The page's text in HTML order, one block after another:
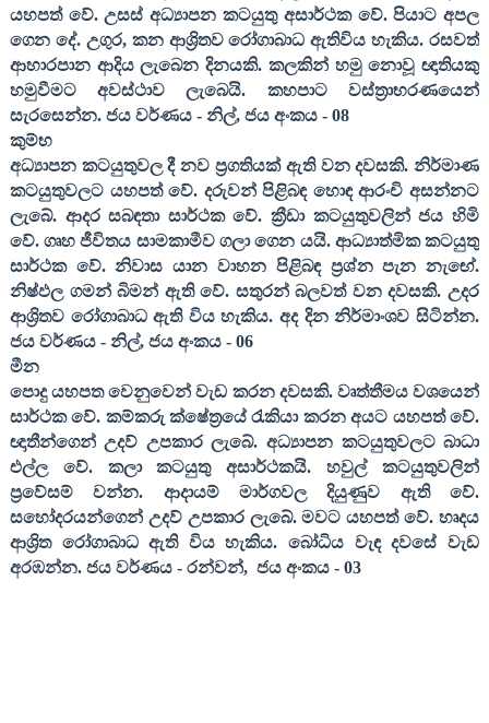
යහපත් වේ. උසස් අධ්‍යාපන කටයුතු අසාර්ථක වේ. පියාට අපල
ගෙන දේ. උගුර, කන ආශ්‍රිතව රෝගාබාධ ඇතිවිය හැකිය. රසවත්
ආහාරපාන ආදිය ලැබෙන දිනයකි. කලකින් හමු නොවූ ඥාතියකු
හමුවීමට අවස්ථාව ලැබෙයි. කහපාට වස්ත්‍රාභරණයෙන්
සැරසෙන්න. ජය වර්ණය - නිල්, ජය අංකය -08
කුම්භ
අධ්‍යාපන කටයුතුවල දී නව ප්‍රගතියක් ඇති වන දවසකි. නිර්මාණ
කටයුතුවලට යහපත් වේ. දරුවන් පිළිබඳ හොඳ ආරංචි අසන්නට
ලැබේ. ආදර සබඳතා සාර්ථක වේ. ක්‍රීඩා කටයුතුවලින් ජය හිමි
වේ. ගෘහ ජීවිතය සාමකාමීව ගලා ගෙන යයි. ආධ්‍යාත්මික කටයුතු
සාර්ථක වේ. නිවාස යාන වාහන පිළිබඳ ප්‍රශ්න පැන නැඟේ.
නිෂ්ඵල ගමන් බිමන් ඇති වේ. සතුරන් බලවත් වන දවසකි. උදර
ආශ්‍රිතව රෝගාබාධ ඇති විය හැකිය. අද දින නිර්මාංශව සිටින්න.
ජය වර්ණය - නිල්, ජය අංකය - 06
මීන
පොදු යහපත වෙනුවෙන් වැඩ කරන දවසකි. වෘත්තීමය වශයෙන්
සාර්ථක වේ. කම්කරු ක්ෂේත්‍රයේ රැකියා කරන අයට යහපත් වේ.
ඥාතීන්ගෙන් උදව් උපකාර ලැබේ. අධ්‍යාපන කටයුතුවලට බාධා
එල්ල වේ. කලා කටයුතු අසාර්ථකයි. හවුල් කටයුතුවලින්
ප්‍රවේසම් වන්න. ආදායම් මාර්ගවල දියුණුව ඇති වේ.
සහෝදරයන්ගෙන් උදව් උපකාර ලැබේ. මවට යහපත් වේ. හෘදය
ආශ්‍රිත රෝගාබාධ ඇති විය හැකිය. බෝධිය වැඳ දවසේ වැඩ
අරඹන්න.ජය වර්ණය-රන්වන්, ජය අංකය - 03